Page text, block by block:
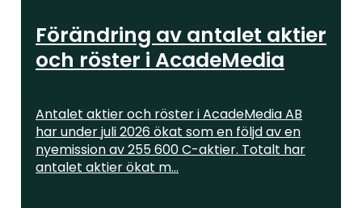
Förändring av antalet aktier
och röster i AcadeMedia
Antalet aktier och röster i AcadeMedia AB
har under juli 2026 ökat som en följd av en
nyemission av 255 600 C-aktier. Totalt har
antalet aktier ökat m...